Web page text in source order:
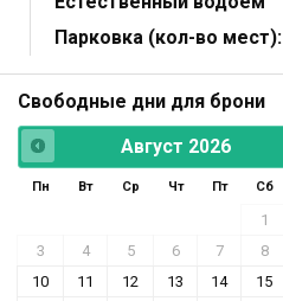
Парковка (кол-во мест):
Свободные дни для брони
Август 2026
Пн Вт Ср Чт Пт Сб
1
3
4 5 6 7 8
10
11 12 13 14 15